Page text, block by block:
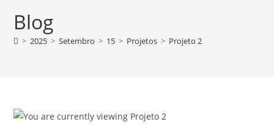
Blog
> 2025 > Setembro > 15 > Projetos > Projeto 2